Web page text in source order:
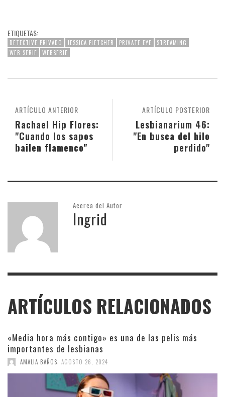
ETIQUETAS:
DETECTIVE PRIVADO JESSICA FLETCHER PRIVATE EYE
STREAMING
WEB SERIE
WEBSERIE
ARTÍCULO POSTERIOR
Lesbianarium 46:
"En busca del hilo
perdido"
ARTÍCULO ANTERIOR
Rachael Hip Flores:
"Cuando los sapos
bailen flamenco"
Acerca del Autor
Ingrid
ARTÍCULOS RELACIONADOS
«Media hora más contigo» es una de las pelis más
importantes de lesbianas
AMALIA BAÑOS AGOSTO 26, 2024